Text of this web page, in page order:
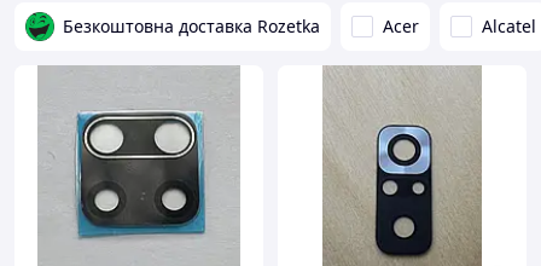
Безкоштовна доставка Rozetka Acer Alcatel